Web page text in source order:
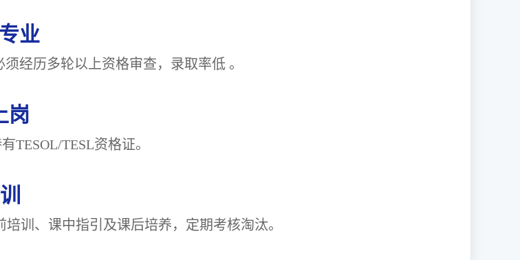
业
须经历多轮以上资格审查，录取率低 。
岗
持有TESOL/TESL资格证。
培训、课中指引及课后培养，定期考核淘汰。